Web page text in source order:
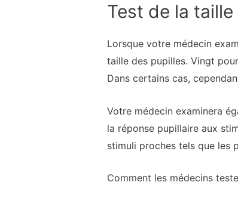
Test de la taille
Lorsque votre médecin
taille des pupilles. Vingt
Dans certains cas,
Votre médecin examinera
la réponse pupillaire aux
stimuli proches tels que les
Comment les médecins